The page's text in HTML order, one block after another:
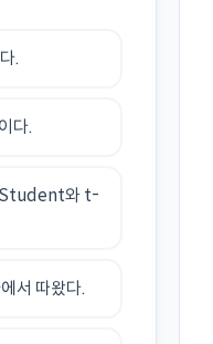
.
다.
Student와 t-
서 따왔다.